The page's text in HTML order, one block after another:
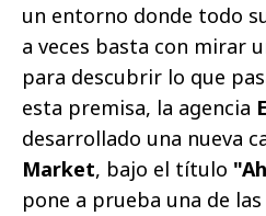
un entorno donde todo
a veces basta con mirar
para descubrir lo que
esta premisa, la agencia
desarrollado una nueva
Market, bajo el título "
pone a prueba una de